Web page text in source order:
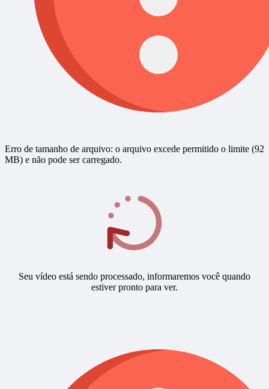
Erro de tamanho de arquivo: o arquivo excede permitido o limite (92
MB) e não pode ser carregado.
Seu vídeo está sendo processado, informaremos você quando
estiver pronto para ver.